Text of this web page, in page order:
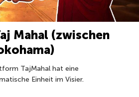
Mahal (zwischen
TajMahal hat eine
Einheit im Visier.